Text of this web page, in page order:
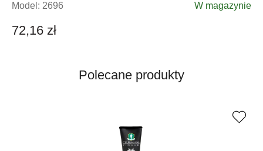
W magazynie
Model: 2696
72,16 zł
Polecane produkty